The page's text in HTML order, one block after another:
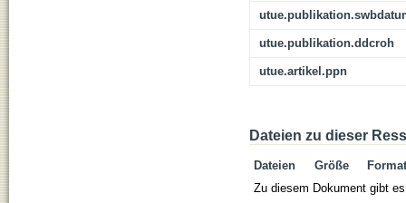
utue.publikation.ddcroh
utue.artikel.ppn
Dateien zu dieser
Dateien Größe
Format
Zu diesem Dokument gibt